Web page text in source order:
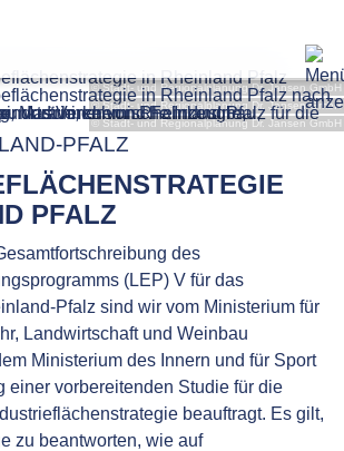
PFALZ
PFALZ
des
(LEP) V für das
Pfalz sind wir vom Ministerium für
Landwirtschaft und Weinbau
Ministerium des Innern und für Sport
einer vorbereitenden Studie für die
beauftragt. Es gilt,
zu beantworten, wie auf